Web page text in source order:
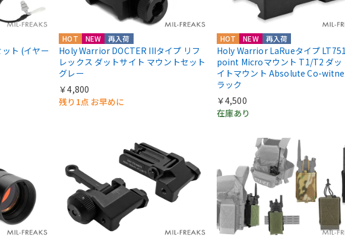
ト (イヤー
HOT NEW 再入荷
Holy Warrior DOCTER IIIタイプ リフ
レックス ダットサイト マウントセット
グレー
￥4,800
残り1点 お早めに
HOT NEW 再入荷
Holy Warrior LaRueタイプ
point Microマウント T1/T2 ダッ
イトマウント Absolute Co-
ラック
￥4,500
在庫あり